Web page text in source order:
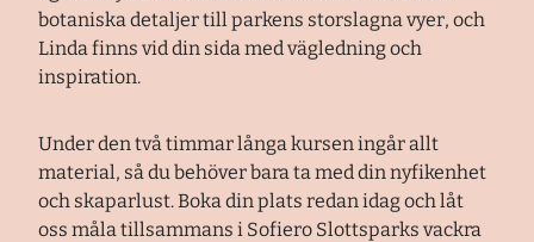
botaniska detaljer till parkens storslagna vyer, och
Linda finns vid din sida med vägledning och
inspiration.
Under den två timmar långa kursen ingår allt
material, så du behöver bara ta med din nyfikenhet
och skaparlust. Boka din plats redan idag och låt
oss måla tillsammans i Sofiero Slottsparks vackra